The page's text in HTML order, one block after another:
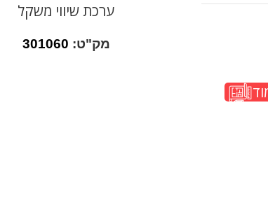
ערכת שיווי משקל
מק"ט: 301060